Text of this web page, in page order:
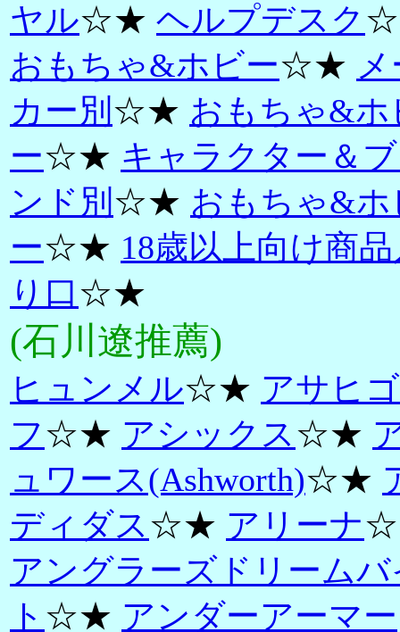
ヤル☆★ ヘルプデスク
おもちゃ&ホビー☆★
カー別 ☆★ おもちゃ&ホ
ー☆★ キャラクター＆
ンド別 ☆★ おもちゃ&ホ
ー☆★ 18歳以上向け商
り口☆★
(石川遼推薦)
ヒュンメル☆★ アサヒ
フ☆★ アシックス☆★
ュワース(Ashworth)☆★
ディダス☆★ アリーナ
アングラーズドリームバ
ト ☆★ アンダーアーマー